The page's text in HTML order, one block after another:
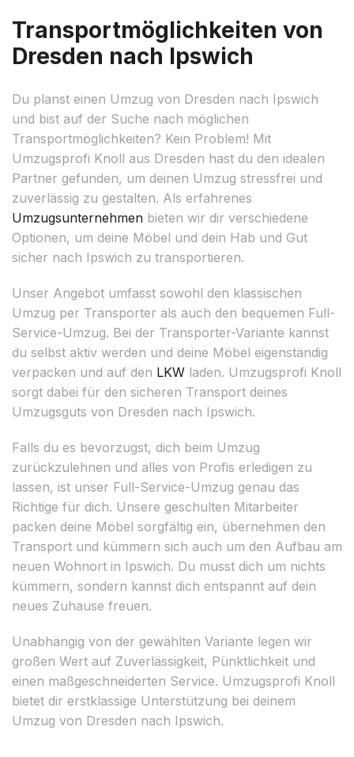
Transportmöglichkeiten von
Dresden nach Ipswich
Du planst einen Umzug von Dresden nach Ipswich
und bist auf der Suche nach möglichen
Transportmöglichkeiten? Kein Problem! Mit
Umzugsprofi Knoll aus Dresden hast du den idealen
Partner gefunden, um deinen Umzug stressfrei und
zuverlässig zu gestalten. Als erfahrenes
Umzugsunternehmen bieten wir dir verschiedene
Optionen, um deine Möbel und dein Hab und Gut
sicher nach Ipswich zu transportieren.
Unser Angebot umfasst sowohl den klassischen
Umzug per Transporter als auch den bequemen Full-
Service-Umzug. Bei der Transporter-Variante kannst
du selbst aktiv werden und deine Möbel eigenständig
verpacken und auf den LKW laden. Umzugsprofi Knoll
sorgt dabei für den sicheren Transport deines
Umzugsguts von Dresden nach Ipswich.
Falls du es bevorzugst, dich beim Umzug
zurückzulehnen und alles von Profis erledigen zu
lassen, ist unser Full-Service-Umzug genau das
Richtige für dich. Unsere geschulten Mitarbeiter
packen deine Möbel sorgfältig ein, übernehmen den
Transport und kümmern sich auch um den Aufbau am
neuen Wohnort in Ipswich. Du musst dich um nichts
kümmern, sondern kannst dich entspannt auf dein
neues Zuhause freuen.
Unabhängig von der gewählten Variante legen wir
großen Wert auf Zuverlässigkeit, Pünktlichkeit und
einen maßgeschneiderten Service. Umzugsprofi Knoll
bietet dir erstklassige Unterstützung bei deinem
Umzug von Dresden nach Ipswich.